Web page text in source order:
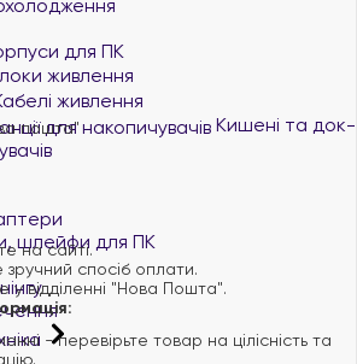
для ПК
живлення
живлення
Кишені та док-
шлейфи для ПК
пошта"
на сайті.
спосіб оплати.
у відділенні "Нова Пошта".
- перевірьте товар на цілісність та